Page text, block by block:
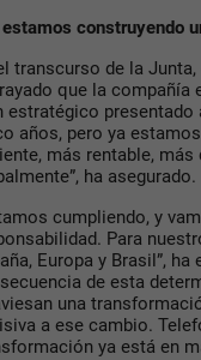
estamos construyendo
transcurso de la
que la compañía
estratégico presentado
años, pero ya
más rentable,
ha asegurado.
cumpliendo, y
Para
Europa y Brasil”,
de esta
una
a ese cambio.
ya está en